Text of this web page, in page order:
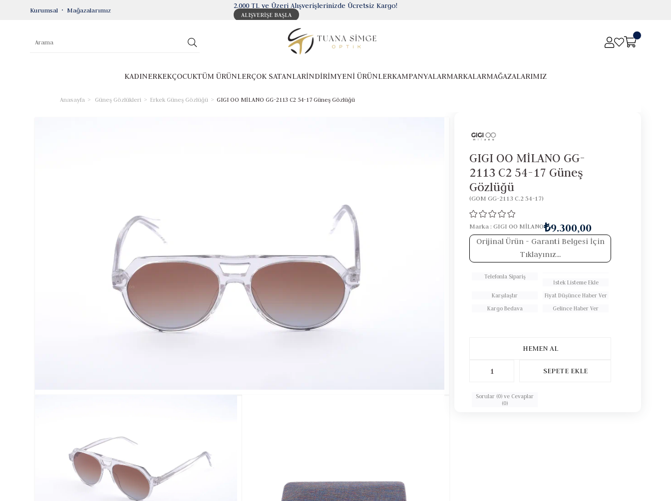
Kurumsal Mağazalarımız 2.000 TL ve Üzeri Alışverişlerinizde Ücretsiz Kargo!
ALIŞVERİŞE BAŞLA
KADINERKEKÇOCUKTÜM ÜRÜNLERÇOK SATANLARİNDİRİMYENİ ÜRÜNLERKAMPANYALARMARKALARMAĞAZALARIMIZ
Anasayfa Güneş Gözlükleri Erkek Güneş Gözlüğü GIGI OO MİLANO GG-2113 C2 54-17 Güneş Gözlüğü
GIGI OO MİLANO GG-
2113 C2 54-17 Güneş
Gözlüğü
(GOM GG-2113 C.2 54-17)
Marka : GIGI OO MİLANO₺9.300,00
Orijinal Ürün - Garanti Belgesi İçin
Tıklayınız...
Telefonla Sipariş
İstek Listeme Ekle
Karşılaştır
Fiyat Düşünce Haber Ver
Kargo Bedava
Gelince Haber Ver
Sorular (0) ve Cevaplar
(0)